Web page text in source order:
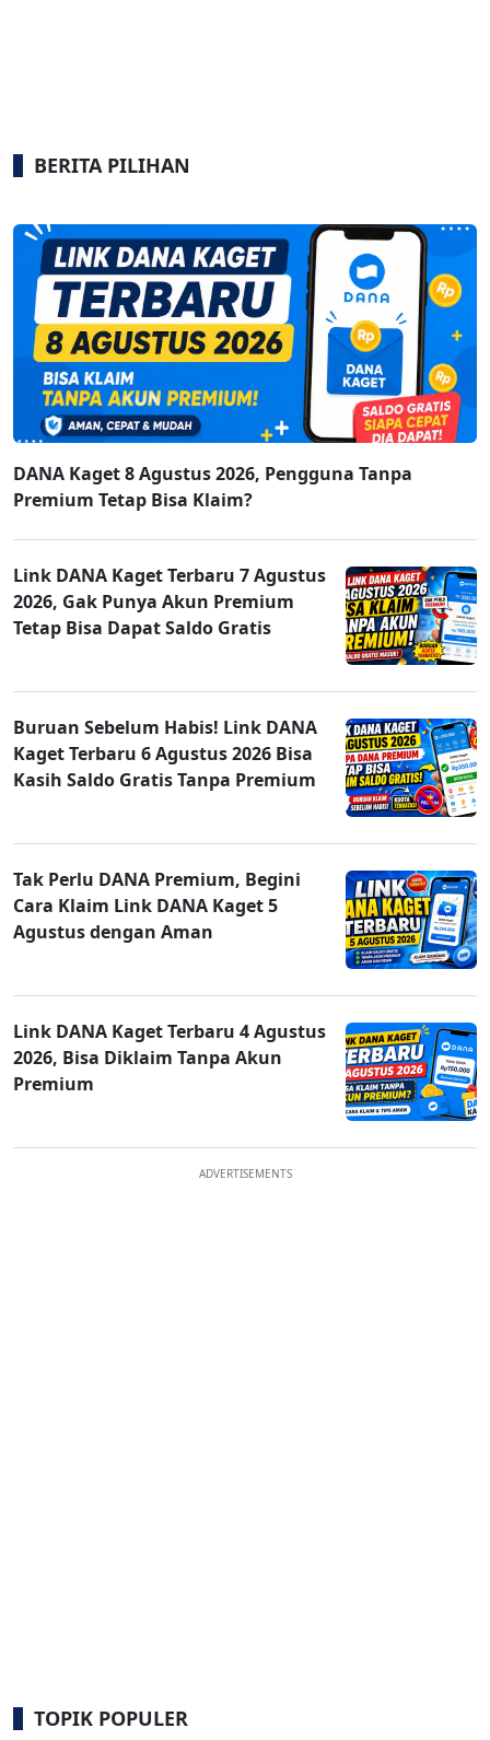
BERITA PILIHAN
DANA Kaget 8 Agustus 2026, Pengguna Tanpa
Premium Tetap Bisa Klaim?
Link DANA Kaget Terbaru 7 Agustus
2026, Gak Punya Akun Premium
Tetap Bisa Dapat Saldo Gratis
Buruan Sebelum Habis! Link DANA
Kaget Terbaru 6 Agustus 2026 Bisa
Kasih Saldo Gratis Tanpa Premium
Tak Perlu DANA Premium, Begini
Cara Klaim Link DANA Kaget 5
Agustus dengan Aman
Link DANA Kaget Terbaru 4 Agustus
2026, Bisa Diklaim Tanpa Akun
Premium
ADVERTISEMENTS
TOPIK POPULER